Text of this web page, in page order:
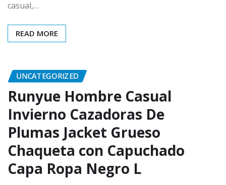
casual,…
READ MORE
UNCATEGORIZED
Runyue Hombre Casual
Invierno Cazadoras De
Plumas Jacket Grueso
Chaqueta con Capuchado
Capa Ropa Negro L